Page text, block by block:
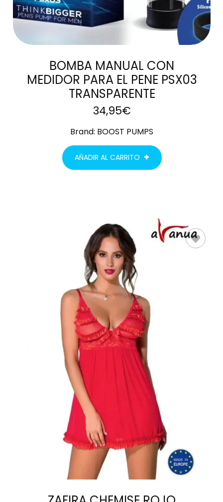
BOMBA MANUAL CON
MEDIDOR PARA EL PENE PSX03
TRANSPARENTE
34,95€
Brand: BOOST PUMPS
AÑADIR AL CARRITO
SELECCIONAR